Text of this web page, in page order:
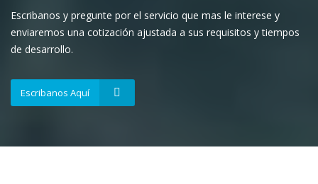
Escribanos y pregunte por el servicio que mas le interese y
enviaremos una cotización ajustada a sus requisitos y tiempos
de desarrollo.
Escribanos Aquí